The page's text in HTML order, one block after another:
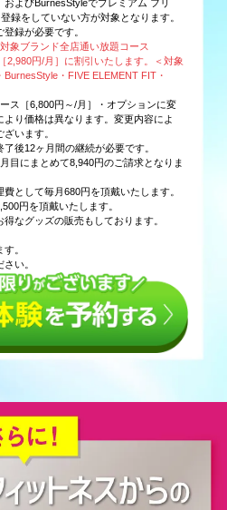
よびBurnesStyleでプレミアム フリ
録をしていない方が対象となります。
録が必要です。
象ブランド全店通い放題コース
2,980円/月］に割引いたします。＜対象
BurnesStyle・FIVE ELEMENT FIT・
ス［6,800円～/月］・オプションに変
り価格は異なります。変更内容によ
います。
後12ヶ月間の継続が必要です。
目にまとめて8,940円のご請求となりま
として毎月680円を頂戴いたします。
円を頂戴いたします。
なグッズの販売もしております。
。
い。